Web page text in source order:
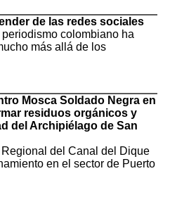
de las redes sociales
colombiano ha
más allá de los
Mosca Soldado Negra en
residuos orgánicos y
del Archipiélago de San
del Canal del Dique
en el sector de Puerto